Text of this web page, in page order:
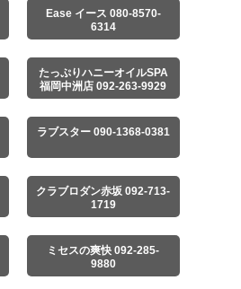
Ease イース 080-8570-
6314
たっぷりハニーオイルSPA
福岡中洲店 092-263-9929
ラブスター 090-1368-0381
クラブロダン赤坂 092-713-
1719
ミセスの爽快 092-285-
9880